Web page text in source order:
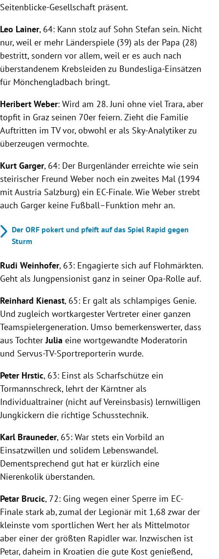
Seitenblicke-Gesellschaft präsent.
Leo Lainer, 64: Kann stolz auf Sohn Stefan sein. Nicht
nur, weil er mehr Länderspiele (39) als der Papa (28)
bestritt, sondern vor allem, weil er es auch nach
überstandenem Krebsleiden zu Bundesliga-Einsätzen
für Mönchengladbach bringt.
Heribert Weber: Wird am 28. Juni ohne viel Trara, aber
topfit in Graz seinen 70er feiern. Zieht die Familie
Auftritten im TV vor, obwohl er als Sky-Analytiker zu
überzeugen vermochte.
Kurt Garger, 64: Der Burgenländer erreichte wie sein
steirischer Freund Weber noch ein zweites Mal (1994
mit Austria Salzburg) ein EC-Finale. Wie Weber strebt
auch Garger keine Fußball–Funktion mehr an.
Der ORF pokert und pfeift auf das Spiel Rapid gegen
Sturm
Rudi Weinhofer, 63: Engagierte sich auf Flohmärkten.
Geht als Jungpensionist ganz in seiner Opa-Rolle auf.
Reinhard Kienast, 65: Er galt als schlampiges Genie.
Und zugleich wortkargester Vertreter einer ganzen
Teamspielergeneration. Umso bemerkenswerter, dass
aus TochterJulia eine wortgewandte Moderatorin
und Servus-TV-Sportreporterin wurde.
Peter Hrstic, 63: Einst als Scharfschütze ein
Tormannschreck, lehrt der Kärntner als
Individualtrainer (nicht auf Vereinsbasis) lernwilligen
Jungkickern die richtige Schusstechnik.
Karl Brauneder, 65: War stets ein Vorbild an
Einsatzwillen und solidem Lebenswandel.
Dementsprechend gut hat er kürzlich eine
Nierenkolik überstanden.
Petar Brucic, 72: Ging wegen einer Sperre im EC-
Finale stark ab, zumal der Legionär mit 1,68 zwar der
kleinste vom sportlichen Wert her als Mittelmotor
aber einer der größten Rapidler war. Inzwischen ist
Petar, daheim in Kroatien die gute Kost genießend,